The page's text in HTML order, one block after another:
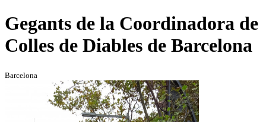
Gegants de la Coordinadora de
Colles de Diables de Barcelona
Barcelona